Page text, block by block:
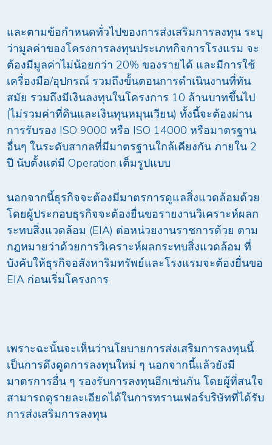
และตามข้อกำหนดทั่วไปของการส่งเสริมการลงทุน ระบุ
ว่ามูลค่าของโครงการลงทุนประเภทกิจการโรงแรม จะ
ต้องมีมูลค่าไม่น้อยกว่า 20% ของรายได้ และมีการใช้
เครื่องมือ/อุปกรณ์ รวมถึงขั้นตอนการดำเนินงานที่ทัน
สมัย รวมถึงมีเงินลงทุนในโครงการ 10 ล้านบาทขึ้นไป
(ไม่รวมค่าที่ดินและเงินทุนหมุนเวียน) ทั้งนี้จะต้องผ่าน
การรับรอง ISO 9000 หรือ ISO 14000 หรือมาตรฐาน
อื่นๆ ในระดับสากลที่มีมาตรฐานใกล้เคียงกัน ภายใน 2
ปี นับตั้งแต่มี Operation เต็มรูปแบบ
นอกจากนี้ธุรกิจจะต้องมีมาตรการดูแลสิ่งแวดล้อมด้วย
โดยผู้ประกอบธุรกิจจะต้องยื่นขอรายงานวิเคราะห์ผลก
ระทบสิ่งแวดล้อม (EIA) ต่อหน่วยงานราชการด้วย ตาม
กฎหมายว่าด้วยการวิเคราะห์ผลกระทบสิ่งแวดล้อม ที่
บังคับให้ธุรกิจอสังหาริมทรัพย์และโรงแรมจะต้องยื่นขอ
EIA ก่อนเริ่มโครงการ
เพราะฉะนั้นจะเห็นว่านโยบายการส่งเสริมการลงทุนนี้
เป็นการดึงดูดการลงทุนใหม่ ๆ นอกจากนี้แล้วยังมี
มาตรการอื่น ๆ รองรับการลงทุนอีกเช่นกัน โดยผู้ที่สนใจ
สามารถดูรายละเอียดได้ในการทรานเฟอร์บริษัทที่ได้รับ
การส่งเสริมการลงทุน